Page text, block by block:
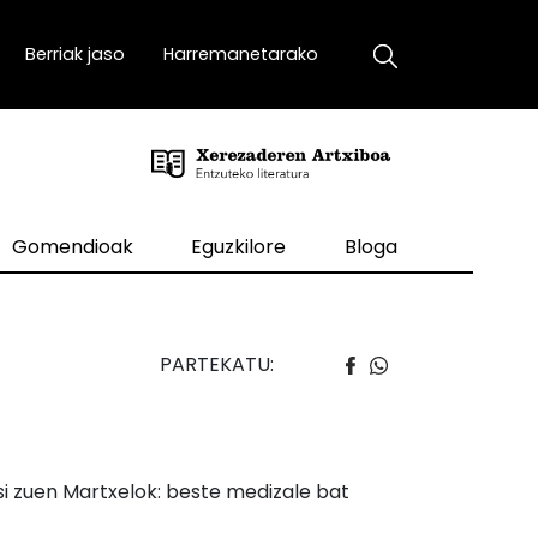
Berriak jaso Harremanetarako
Gomendioak Eguzkilore Bloga
PARTEKATU:
zuen Martxelok: beste medizale bat